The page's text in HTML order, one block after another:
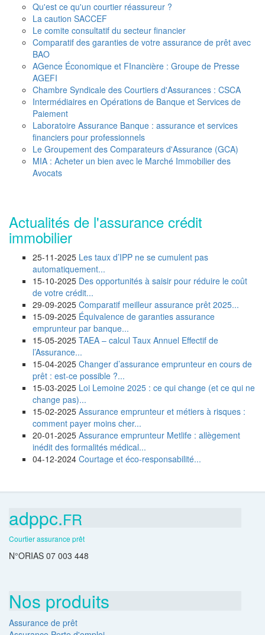
Qu'est ce qu'un courtier réassureur ?
La caution SACCEF
Le comite consultatif du secteur financier
Comparatif des garanties de votre assurance de prêt avec
BAO
AGence Économique et FInancière : Groupe de Presse
AGEFI
Chambre Syndicale des Courtiers d'Assurances : CSCA
Intermédiaires en Opérations de Banque et Services de
Paiement
Laboratoire Assurance Banque : assurance et services
financiers pour professionnels
Le Groupement des Comparateurs d'Assurance (GCA)
MIA : Acheter un bien avec le Marché Immobilier des
Avocats
Actualités de l'assurance crédit
immobilier
25-11-2025 Les taux d’IPP ne se cumulent pas
automatiquement...
15-10-2025 Des opportunités à saisir pour réduire le coût
de votre crédit...
29-09-2025 Comparatif meilleur assurance prêt 2025...
15-09-2025 Équivalence de garanties assurance
emprunteur par banque...
15-05-2025 TAEA – calcul Taux Annuel Effectif de
l’Assurance...
15-04-2025 Changer d’assurance emprunteur en cours de
prêt : est-ce possible ?...
15-03-2025 Loi Lemoine 2025 : ce qui change (et ce qui ne
change pas)...
15-02-2025 Assurance emprunteur et métiers à risques :
comment payer moins cher...
20-01-2025 Assurance emprunteur Metlife : allègement
inédit des formalités médical...
04-12-2024 Courtage et éco-responsabilité...
adppc.FR
Courtier assurance prêt
N°ORIAS 07 003 448
Nos produits
Assurance de prêt